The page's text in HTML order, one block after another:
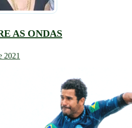
AS ONDAS
2021